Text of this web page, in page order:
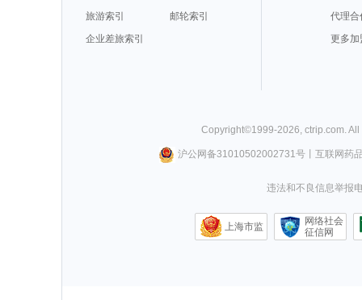
旅游索引
邮轮索引
企业差旅索引
代理合
更多加
Copyright©1999-2026 ctrip.com .
沪公网备31010502002731号丨 互联网药
违法和不良信息举报
上海市监
网络社会
征信网